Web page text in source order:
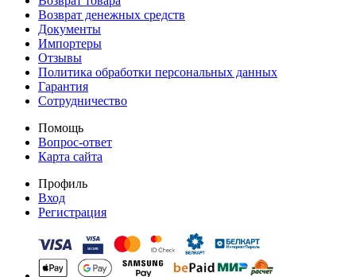
Возврат денежных средств
Документы
Импортеры
Отзывы
Политика обработки персональных данных
Гарантия
Сотрудничество
Помощь
Вопрос-ответ
Карта сайта
Профиль
Вход
Регистрация